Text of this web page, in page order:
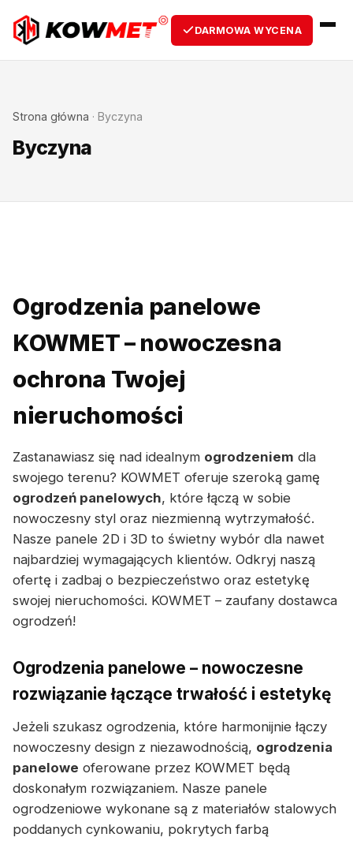
DARMOWA WYCENA
Strona główna · Byczyna
Byczyna
Ogrodzenia panelowe
KOWMET – nowoczesna
ochrona Twojej
nieruchomości
Zastanawiasz się nad idealnym ogrodzeniem dla
swojego terenu? KOWMET oferuje szeroką gamę
ogrodzeń panelowych, które łączą w sobie
nowoczesny styl oraz niezmienną wytrzymałość.
Nasze panele 2D i 3D to świetny wybór dla nawet
najbardziej wymagających klientów. Odkryj naszą
ofertę i zadbaj o bezpieczeństwo oraz estetykę
swojej nieruchomości. KOWMET – zaufany dostawca
ogrodzeń!
Ogrodzenia panelowe – nowoczesne
rozwiązanie łączące trwałość i estetykę
Jeżeli szukasz ogrodzenia, które harmonijnie łączy
nowoczesny design z niezawodnością, ogrodzenia
panelowe oferowane przez KOWMET będą
doskonałym rozwiązaniem. Nasze panele
ogrodzeniowe wykonane są z materiałów stalowych
poddanych cynkowaniu, pokrytych farbą